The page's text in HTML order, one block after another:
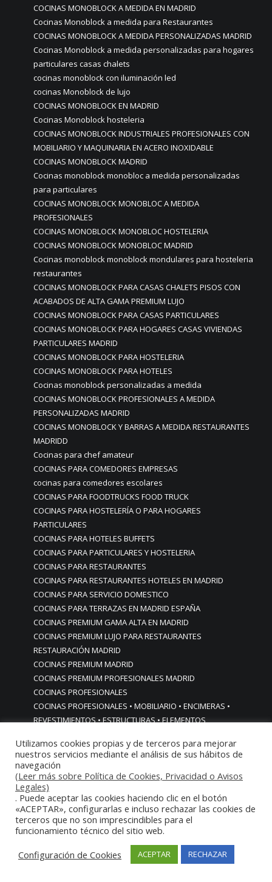
COCINAS MONOBLOCK A MEDIDA EN MADRID
Cocinas Monoblock a medida para Restaurantes
COCINAS MONOBLOCK A MEDIDA PERSONALIZADAS MADRID
Cocinas Monoblock a medida personalizadas para hogares
particulares casas chalets
cocinas monoblock con iluminación led
cocinas Monoblock de lujo
COCINAS MONOBLOCK EN MADRID
Cocinas Monoblock hosteleria
COCINAS MONOBLOCK INDUSTRIALES PROFESIONALES CON
MOBILIARIO Y MAQUINARIA EN ACERO INOXIDABLE
COCINAS MONOBLOCK MADRID
Cocinas monoblock monobloc a medida personalizadas
para particulares
COCINAS MONOBLOCK MONOBLOC A MEDIDA
PROFESIONALES
COCINAS MONOBLOCK MONOBLOC HOSTELERIA
COCINAS MONOBLOCK MONOBLOC MADRID
Cocinas monoblock monoblock mondulares para hosteleria
restaurantes
COCINAS MONOBLOCK PARA CASAS CHALETS PISOS CON
ACABADOS DE ALTA GAMA PREMIUM LUJO
COCINAS MONOBLOCK PARA CASAS PARTICULARES
COCINAS MONOBLOCK PARA HOGARES CASAS VIVIENDAS
PARTICULARES MADRID
COCINAS MONOBLOCK PARA HOSTELERIA
COCINAS MONOBLOCK PARA HOTELES
Cocinas monoblock personalizadas a medida
COCINAS MONOBLOCK PROFESIONALES A MEDIDA
PERSONALIZADAS MADRID
COCINAS MONOBLOCK Y BARRAS A MEDIDA RESTAURANTES
MADRIDD
Cocinas para chef amateur
COCINAS PARA COMEDORES EMPRESAS
cocinas para comedores escolares
COCINAS PARA FOODTRUCKS FOOD TRUCK
COCINAS PARA HOSTELERÍA O PARA HOGARES
PARTICULARES
COCINAS PARA HOTELES BUFFETS
COCINAS PARA PARTICULARES Y HOSTELERIA
COCINAS PARA RESTAURANTES
COCINAS PARA RESTAURANTES HOTELES EN MADRID
COCINAS PARA SERVICIO DOMESTICO
COCINAS PARA TERRAZAS EN MADRID ESPAÑA
COCINAS PREMIUM GAMA ALTA EN MADRID
COCINAS PREMIUM LUJO PARA RESTAURANTES
RESTAURACIÓN MADRID
COCINAS PREMIUM MADRID
COCINAS PREMIUM PROFESIONALES MADRID
COCINAS PROFESIONALES
COCINAS PROFESIONALES • MOBILIARIO • ENCIMERAS •
REVESTIMIENTOS • ESTRUCTURAS • ELEMENTOS
COCINAS PROFESIONALES A MEDIDA PERSONALIZADAS PARA
PARTICULARES
COCINAS PROFESIONALES ACERO INOXIDABLE
COCINAS PROFESIONALES HORECA
COCINAS PROFESIONALES HOSTELERÍA MADRID
Cocinas profesionales industriales monoblock a medida
personalizadas
Cocinas profesionales industriales monoblock a medida
personalizadasCocinas profesionales industriales
Utilizamos cookies propias y de terceros para mejorar
nuestros servicios mediante el análisis de sus hábitos de
navegación
(Leer más sobre Política de Cookies, Privacidad o Avisos
Legales)
. Puede aceptar las cookies haciendo clic en el botón
«ACEPTAR», configurarlas e incluso rechazar las cookies de
terceros que no son imprescindibles para el
funcionamiento técnico del sitio web.
Configuración de Cookies
ACEPTAR RECHAZAR